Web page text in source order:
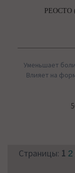
РЕОСТО
Уменьшает
Влияет на
Страницы: 1 2